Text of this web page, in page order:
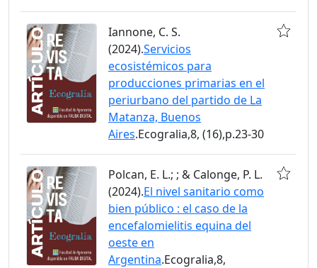
Iannone, C. S.
(2024).Servicios
ecosistémicos para
producciones primarias en el
periurbano del partido de La
Matanza, Buenos
Aires.Ecogralia,8, (16),p.23-30
Polcan, E. L.; ; & Calonge, P. L.
(2024).El nivel sanitario como
bien público : el caso de la
encefalomielitis equina del
oeste en
Argentina.Ecogralia,8,